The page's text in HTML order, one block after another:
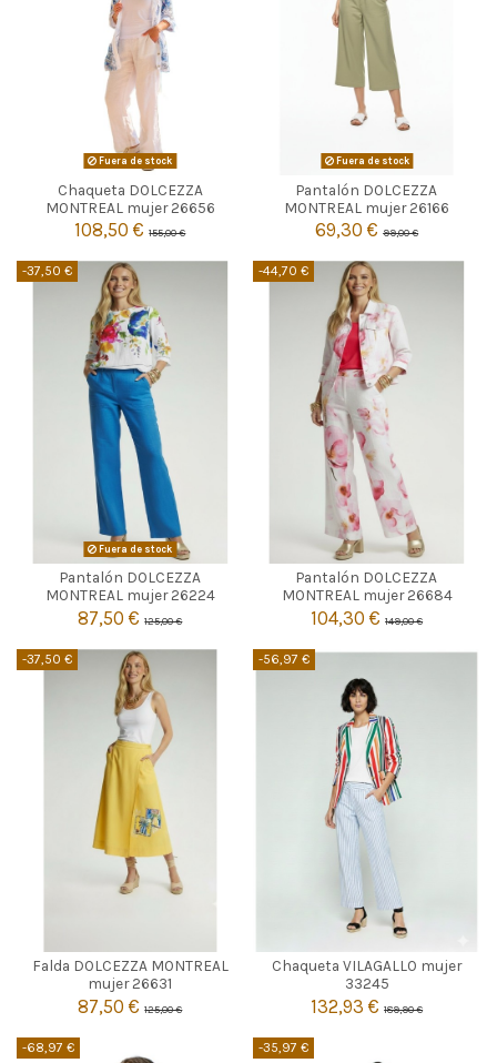
Fuera de stock
Chaqueta DOLCEZZA
MONTREAL mujer 26656
108,50 €155,00 €
 Agotado
Fuera de stock
Pantalón DOLCEZZA
MONTREAL mujer 26166
69,30 €99,00 €
 Agotado
-37,50 €
Fuera de stock
Pantalón DOLCEZZA
MONTREAL mujer 26224
87,50 €125,00 €
 Agotado
-44,70 €
Pantalón DOLCEZZA
MONTREAL mujer 26684
104,30 €149,00 €
BLANCO
XL

Añadir al carrito
-37,50 €
Falda DOLCEZZA MONTREAL
mujer 26631
87,50 €125,00 €
M L
 Añadir al carrito
-56,97 €
Chaqueta VILAGALLO mujer
33245
132,93 €189,90 €
MULTICOLOR
42

Añadir al carrito
-68,97 €
-35,97 €